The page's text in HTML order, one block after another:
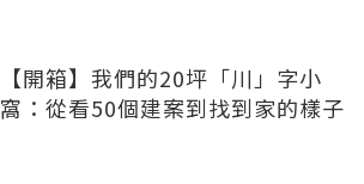
【開箱】我們的20坪「川」字小
窩：從看50個建案到找到家的樣子